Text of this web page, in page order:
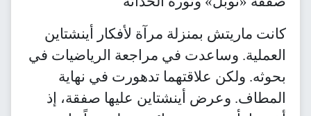
كانت ماريتش بمنزلة مرآة لأفكار أينشتاين
العملية. وساعدت في مراجعة الرياضيات في
بحوثه. ولكن علاقتهما تدهورت في نهاية
المطاف. وعرض أينشتاين عليها صفقة، إذ